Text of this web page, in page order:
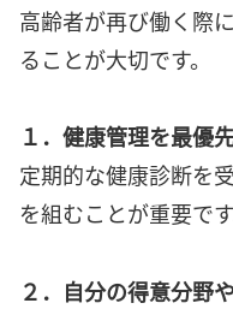
高齢者が再び働く際
ることが大切です。
１．健康管理を最優
定期的な健康診断を
を組むことが重要です
２．自分の得意分野